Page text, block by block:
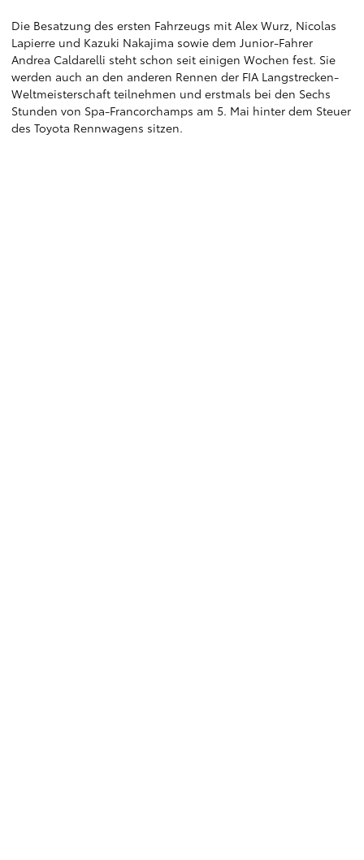
Die Besatzung des ersten Fahrzeugs mit Alex Wurz, Nicolas
Lapierre und Kazuki Nakajima sowie dem Junior-Fahrer
Andrea Caldarelli steht schon seit einigen Wochen fest. Sie
werden auch an den anderen Rennen der FIA Langstrecken-
Weltmeisterschaft teilnehmen und erstmals bei den Sechs
Stunden von Spa-Francorchamps am 5. Mai hinter dem Steuer
des Toyota Rennwagens sitzen.